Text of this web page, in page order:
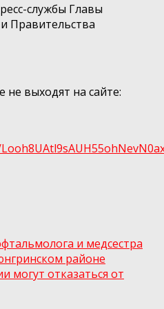
службы Главы
Правительства
выходят на сайте:
и медсестра
районе
могут отказаться от